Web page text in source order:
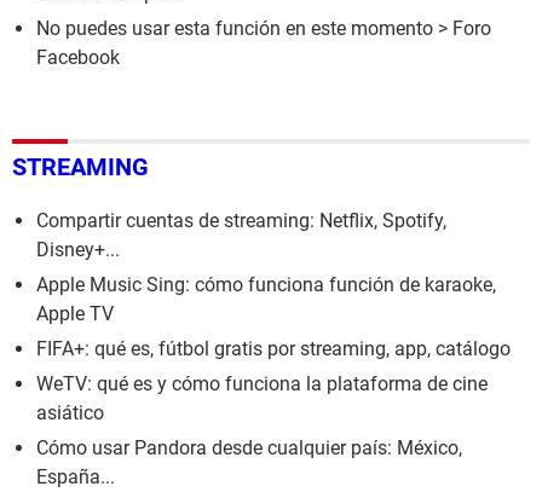
No puedes usar esta función en este momento > Foro
Facebook
STREAMING
Compartir cuentas de streaming: Netflix, Spotify,
Disney+...
Apple Music Sing: cómo funciona función de karaoke,
Apple TV
FIFA+: qué es, fútbol gratis por streaming, app, catálogo
WeTV: qué es y cómo funciona la plataforma de cine
asiático
Cómo usar Pandora desde cualquier país: México,
España...